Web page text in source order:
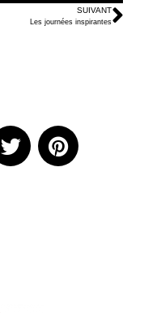
SUIVANT
Les journées inspirantes